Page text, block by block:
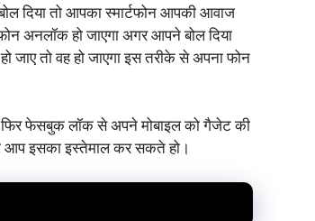
दिया तो आपका स्मार्टफोन आपकी आवाज
अनलॉक हो जाएगा अगर आपने बोल दिया
जाए तो वह हो जाएगा इस तरीके से अपना फोन
फिर फेसबुक लॉक से अपने मोबाइल को गैजेट की
आप इसका इस्तेमाल कर सकते हो।